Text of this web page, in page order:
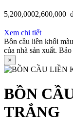
5,200,0002,600,000
Xem chi tiết
Bồn cầu liền khối
của nhà sản xuất.
×
BỒN
TRẮNG